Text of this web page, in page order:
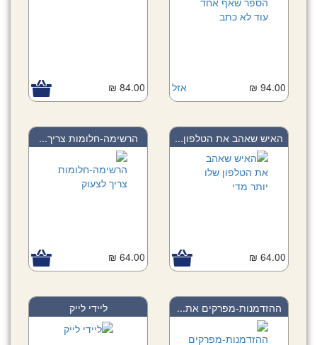
אזל 94.00 ₪
84.00 ₪
האיש שאהב את הטלפון...
64.00 ₪
הרשימה-חלומות צריך...
64.00 ₪
ההזדמנות-מפרקים את... ליידי לייק